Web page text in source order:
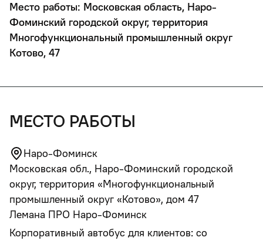
Место работы: Московская область, Наро-
Фоминский городской округ, территория
Многофункциональный промышленный округ
Котово, 47
место работы
Наро-Фоминск
Московская обл., Наро-Фоминский городской
округ, территория «Многофункциональный
промышленный округ «Котово», дом 47
Лемана ПРО Наро-Фоминск
Корпоративный автобус для клиентов: со